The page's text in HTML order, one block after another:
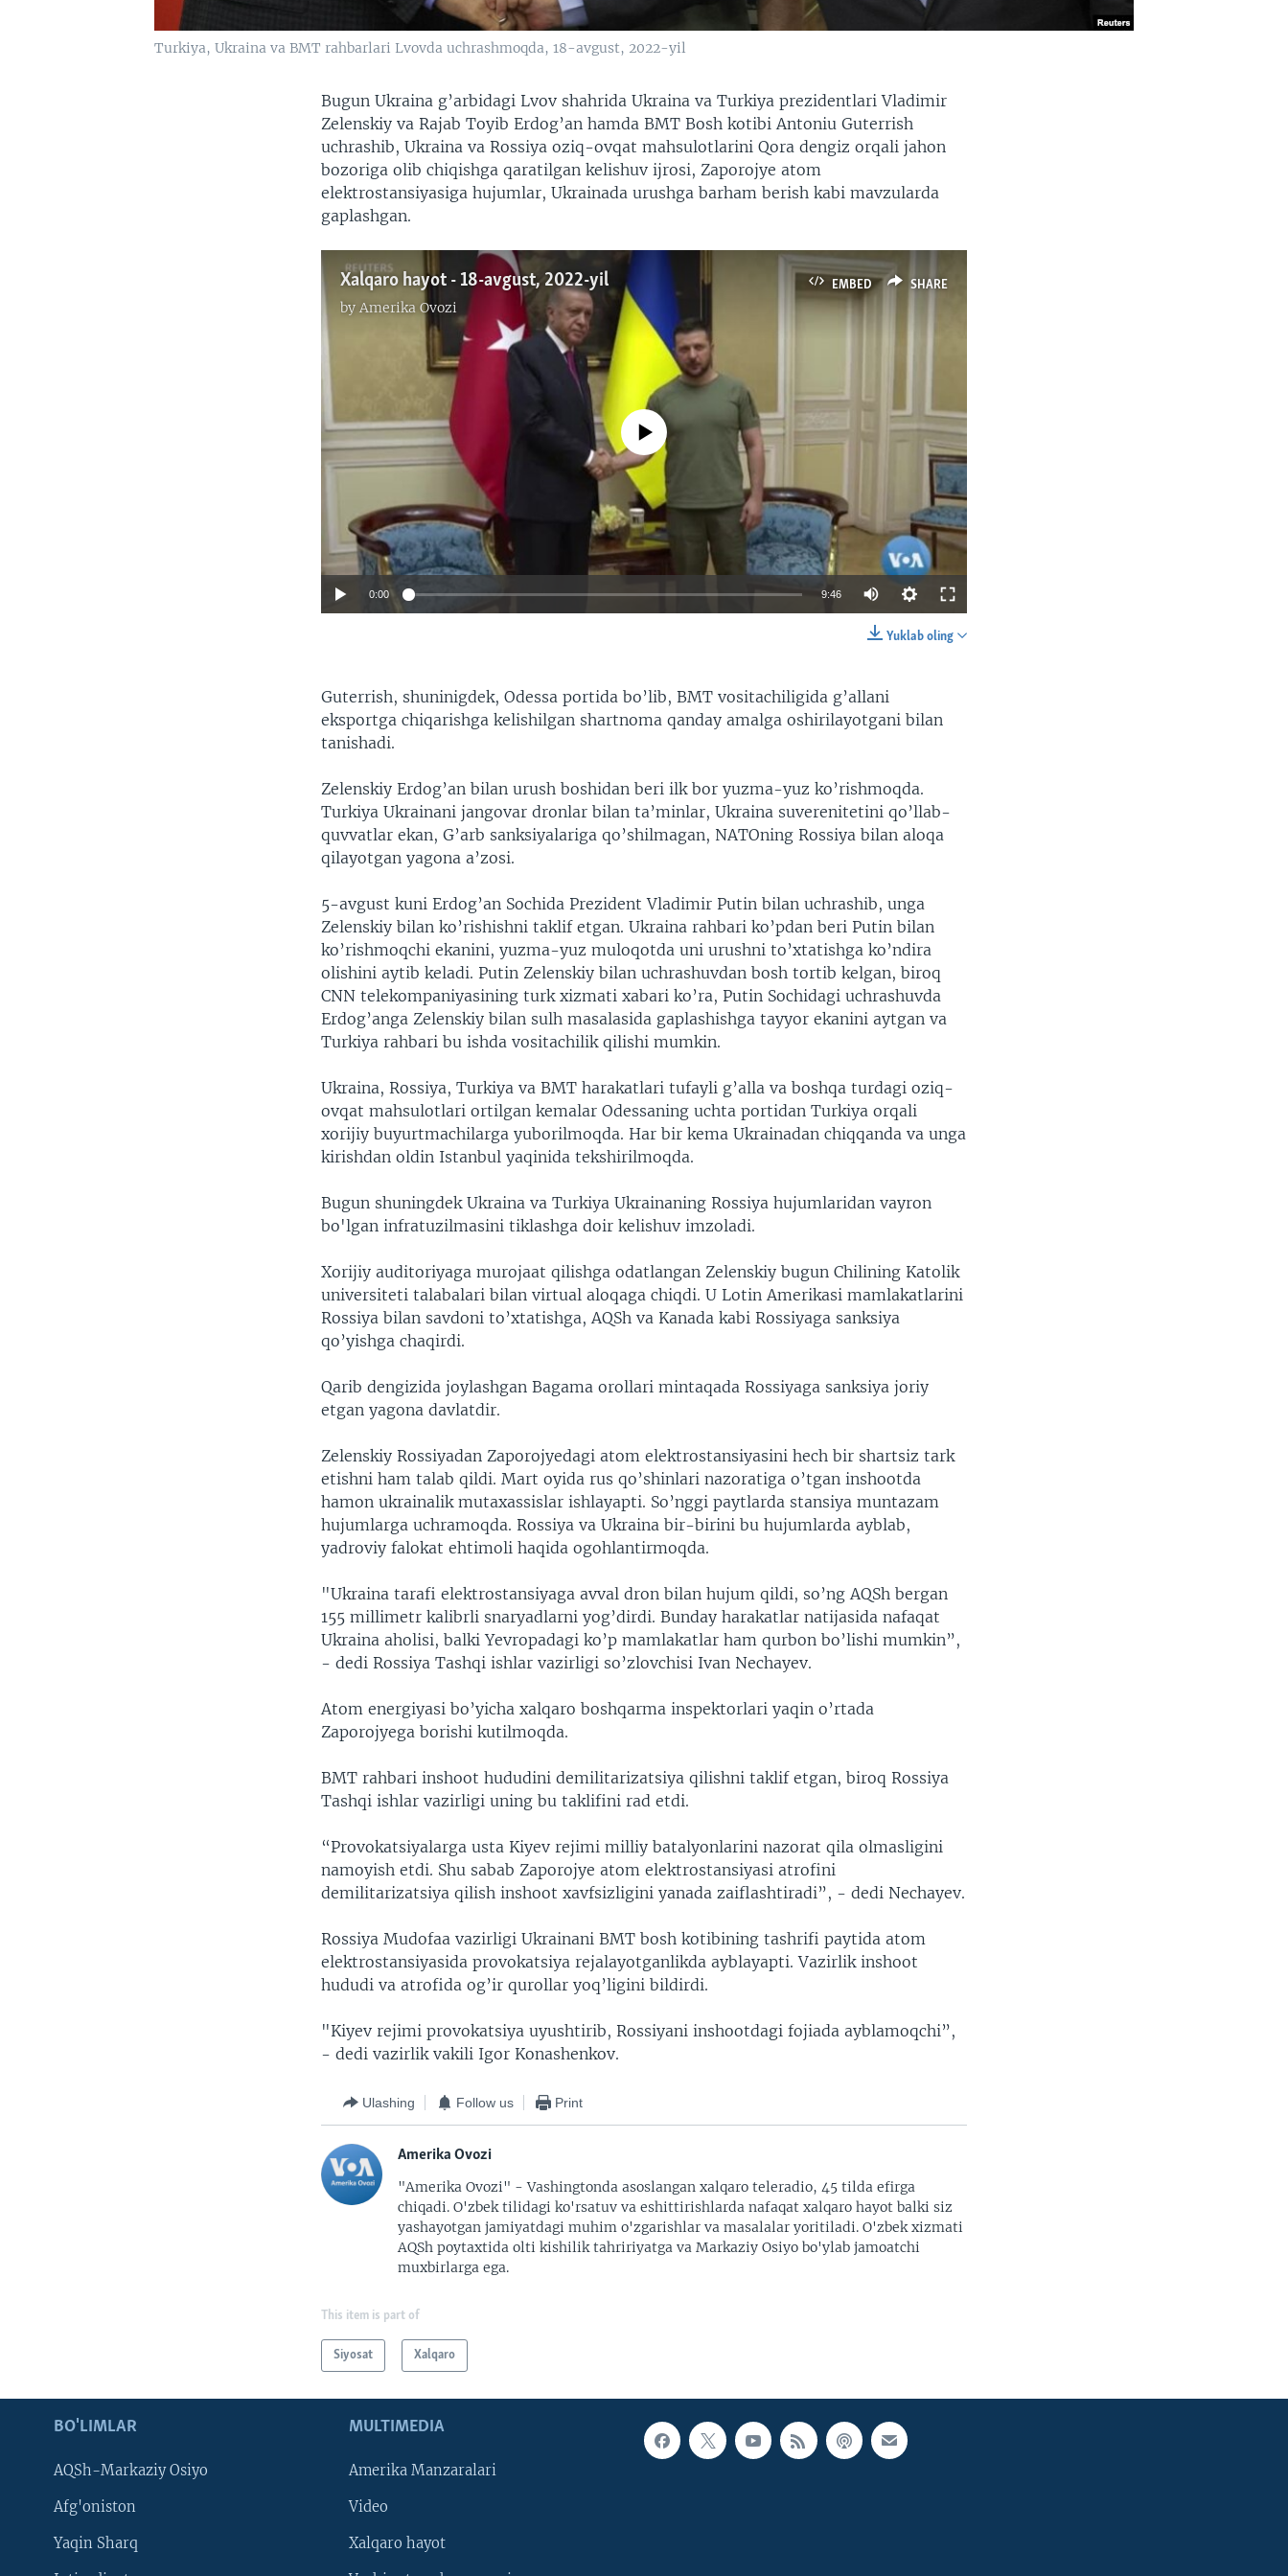
Turkiya, Ukraina va BMT rahbarlari Lvovda uchrashmoqda, 18-avgust, 2022-yil
Bugun Ukraina g’arbidagi Lvov shahrida Ukraina va Turkiya prezidentlari Vladimir
Zelenskiy va Rajab Toyib Erdog’an hamda BMT Bosh kotibi Antoniu Guterrish
uchrashib, Ukraina va Rossiya oziq-ovqat mahsulotlarini Qora dengiz orqali jahon
bozoriga olib chiqishga qaratilgan kelishuv ijrosi, Zaporojye atom
elektrostansiyasiga hujumlar, Ukrainada urushga barham berish kabi mavzularda
gaplashgan.
EMBED SHARE
Xalqaro hayot - 18-avgust, 2022-yil
byAmerika Ovozi
No media source currently available
0:00 9:46
Yuklab oling
Guterrish, shuninigdek, Odessa portida bo’lib, BMT vositachiligida g’allani
eksportga chiqarishga kelishilgan shartnoma qanday amalga oshirilayotgani bilan
tanishadi.
Zelenskiy Erdog’an bilan urush boshidan beri ilk bor yuzma-yuz ko’rishmoqda.
Turkiya Ukrainani jangovar dronlar bilan ta’minlar, Ukraina suverenitetini qo’llab-
quvvatlar ekan, G’arb sanksiyalariga qo’shilmagan, NATOning Rossiya bilan aloqa
qilayotgan yagona a’zosi.
5-avgust kuni Erdog’an Sochida Prezident Vladimir Putin bilan uchrashib, unga
Zelenskiy bilan ko’rishishni taklif etgan. Ukraina rahbari ko’pdan beri Putin bilan
ko’rishmoqchi ekanini, yuzma-yuz muloqotda uni urushni to’xtatishga ko’ndira
olishini aytib keladi. Putin Zelenskiy bilan uchrashuvdan bosh tortib kelgan, biroq
CNN telekompaniyasining turk xizmati xabari ko’ra, Putin Sochidagi uchrashuvda
Erdog’anga Zelenskiy bilan sulh masalasida gaplashishga tayyor ekanini aytgan va
Turkiya rahbari bu ishda vositachilik qilishi mumkin.
Ukraina, Rossiya, Turkiya va BMT harakatlari tufayli g’alla va boshqa turdagi oziq-
ovqat mahsulotlari ortilgan kemalar Odessaning uchta portidan Turkiya orqali
xorijiy buyurtmachilarga yuborilmoqda. Har bir kema Ukrainadan chiqqanda va unga
kirishdan oldin Istanbul yaqinida tekshirilmoqda.
Bugun shuningdek Ukraina va Turkiya Ukrainaning Rossiya hujumlaridan vayron
bo'lgan infratuzilmasini tiklashga doir kelishuv imzoladi.
Xorijiy auditoriyaga murojaat qilishga odatlangan Zelenskiy bugun Chilining Katolik
universiteti talabalari bilan virtual aloqaga chiqdi. U Lotin Amerikasi mamlakatlarini
Rossiya bilan savdoni to’xtatishga, AQSh va Kanada kabi Rossiyaga sanksiya
qo’yishga chaqirdi.
Qarib dengizida joylashgan Bagama orollari mintaqada Rossiyaga sanksiya joriy
etgan yagona davlatdir.
Zelenskiy Rossiyadan Zaporojyedagi atom elektrostansiyasini hech bir shartsiz tark
etishni ham talab qildi. Mart oyida rus qo’shinlari nazoratiga o’tgan inshootda
hamon ukrainalik mutaxassislar ishlayapti. So’nggi paytlarda stansiya muntazam
hujumlarga uchramoqda. Rossiya va Ukraina bir-birini bu hujumlarda ayblab,
yadroviy falokat ehtimoli haqida ogohlantirmoqda.
"Ukraina tarafi elektrostansiyaga avval dron bilan hujum qildi, so’ng AQSh bergan
155 millimetr kalibrli snaryadlarni yog’dirdi. Bunday harakatlar natijasida nafaqat
Ukraina aholisi, balki Yevropadagi ko’p mamlakatlar ham qurbon bo’lishi mumkin”,
- dedi Rossiya Tashqi ishlar vazirligi so’zlovchisi Ivan Nechayev.
Atom energiyasi bo’yicha xalqaro boshqarma inspektorlari yaqin o’rtada
Zaporojyega borishi kutilmoqda.
BMT rahbari inshoot hududini demilitarizatsiya qilishni taklif etgan, biroq Rossiya
Tashqi ishlar vazirligi uning bu taklifini rad etdi.
“Provokatsiyalarga usta Kiyev rejimi milliy batalyonlarini nazorat qila olmasligini
namoyish etdi. Shu sabab Zaporojye atom elektrostansiyasi atrofini
demilitarizatsiya qilish inshoot xavfsizligini yanada zaiflashtiradi”, - dedi Nechayev.
Rossiya Mudofaa vazirligi Ukrainani BMT bosh kotibining tashrifi paytida atom
elektrostansiyasida provokatsiya rejalayotganlikda ayblayapti. Vazirlik inshoot
hududi va atrofida og’ir qurollar yoq’ligini bildirdi.
"Kiyev rejimi provokatsiya uyushtirib, Rossiyani inshootdagi fojiada ayblamoqchi”,
- dedi vazirlik vakili Igor Konashenkov.
Ulashing Follow us Print
Amerika Ovozi
"Amerika Ovozi" - Vashingtonda asoslangan xalqaro teleradio, 45 tilda efirga
chiqadi. O'zbek tilidagi ko'rsatuv va eshittirishlarda nafaqat xalqaro hayot balki siz
yashayotgan jamiyatdagi muhim o'zgarishlar va masalalar yoritiladi. O'zbek xizmati
AQSh poytaxtida olti kishilik tahririyatga va Markaziy Osiyo bo'ylab jamoatchi
muxbirlarga ega.
This item is part of
Siyosat Xalqaro
BO'LIMLAR
AQSh-Markaziy Osiyo
Afg'oniston
Yaqin Sharq
MULTIMEDIA
Amerika Manzaralari
Video
Xalqaro hayot